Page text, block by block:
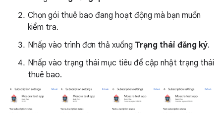
Chọn gói thuê bao đang hoạt động mà bạn muốn
kiểm tra.
Nhấp vào trình đơn thả xuống Trạng thái đăng ký.
Nhấp vào trạng thái mục tiêu để cập nhật trạng thái
thuê bao.